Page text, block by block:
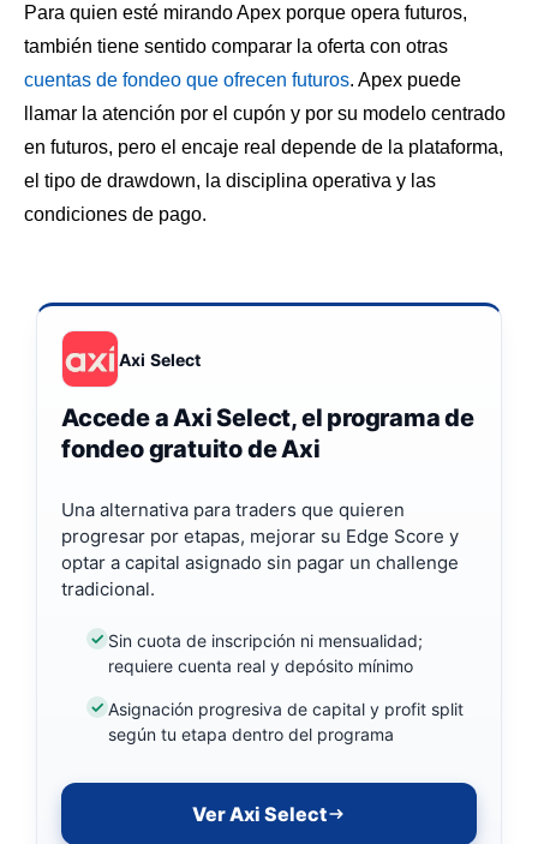
Para quien esté mirando Apex porque opera futuros,
también tiene sentido comparar la oferta con otras
cuentas de fondeo que ofrecen futuros. Apex puede
llamar la atención por el cupón y por su modelo centrado
en futuros, pero el encaje real depende de la plataforma,
el tipo de drawdown, la disciplina operativa y las
condiciones de pago.
Axi Select
Accede a Axi Select, el programa de
fondeo gratuito de Axi
Una alternativa para traders que quieren
progresar por etapas, mejorar su Edge Score y
optar a capital asignado sin pagar un challenge
tradicional.
Sin cuota de inscripción ni mensualidad;
requiere cuenta real y depósito mínimo
Asignación progresiva de capital y profit split
según tu etapa dentro del programa
Ver Axi Select